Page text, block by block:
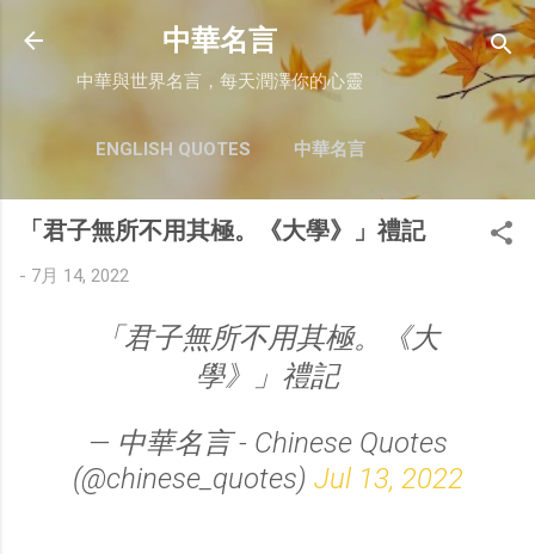
跳至主要內容
中華名言
中華與世界名言，每天潤澤你的心靈
ENGLISH QUOTES 中華名言
「君子無所不用其極。《大學》」禮記
- 7月 14, 2022
「君子無所不用其極。《大
學》」禮記
— 中華名言 - Chinese Quotes
(@chinese_quotes) Jul 13, 2022